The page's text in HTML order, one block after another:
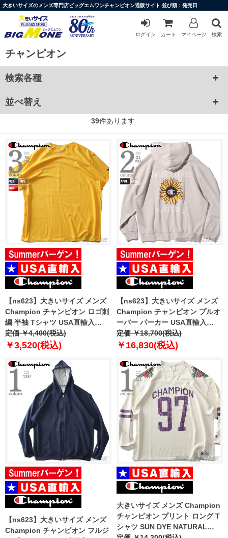
大きいサイズのメンズ専門店ビッグエムワンチャンピオン通販サイト 並び順：発売日
ログイン カート マイページ 検索
チャンピオン
検索各種
並べ替え
39件あります
【ns623】大きいサイズ メンズ
Champion チャンピオン ロゴ刺
繍 半袖 Tシャツ USA直輸入
t0223
定価 ￥4,400(税込)
￥3,520(税込)
【ns623】大きいサイズ メンズ
Champion チャンピオン プルオ
ーバー パーカー USA直輸入
se6163
定価 ￥18,700(税込)
￥16,830(税込)
【ns623】大きいサイズ メンズ
Champion チャンピオン フルジ
大きいサイズ メンズ Champion
チャンピオン プリント ロング T
シャツ SUN DYE NATURAL